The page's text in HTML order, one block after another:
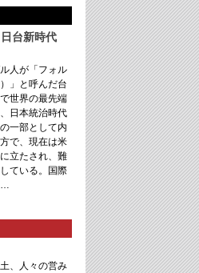
台新時代
人が「フォル
」と呼んだ台
世界の最先端
日本統治時代
一部として内
で、現在は米
立たされ、難
ている。国際
…
、人々の営み